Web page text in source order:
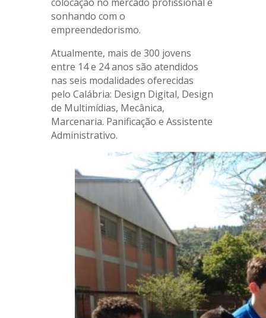
sonhando com o
empreendedorismo.
Atualmente, mais de 300 jovens
entre 14 e 24 anos são atendidos
nas seis modalidades oferecidas
pelo Calábria: Design Digital, Design
de Multimídias, Mecânica,
Marcenaria. Panificação e Assistente
Administrativo.